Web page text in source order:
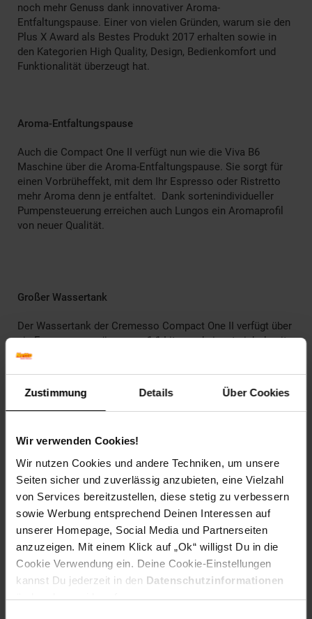
Zustimmung Details Über Cookies
Wir verwenden Cookies!
Wir nutzen Cookies und andere Techniken, um unsere
Seiten sicher und zuverlässig anzubieten, eine Vielzahl
von Services bereitzustellen, diese stetig zu verbessern
sowie Werbung entsprechend Deinen Interessen auf
unserer Homepage, Social Media und Partnerseiten
anzuzeigen. Mit einem Klick auf „Ok“ willigst Du in die
Cookie Verwendung ein. Deine Cookie-Einstellungen
kannst Du jederzeit in den Datenschutzinformationen
ändern bzw. widerrufen.
noch mehr Genuss dank innovativer Aroma-
Entfaltungspause. Einer von vielen Gründen, warum sie den
Plus X Award als Bestes Produkt 2017 erhalten sowie in
den Kategorien High Quality, Design, Bedienkomfort und
Funktionalität überzeugt hat.
Aroma-Entfaltungspause
Auch die Compact One II verfügt nun wie die Viva B6
Maschine über die Aroma-Entfaltungspause. Sie sorgt für
einen Vorbrüheffekt, mit dem Ihr Espresso oder Ristretto
mehr Aroma denn je entfaltet. Dank sortenindividueller
Pumpensteuerung erreichen auch Lungos ein Aromaprofil
von neuer Qualität.
Großer Wassertank
Der Wassertank der Cremesso Compact One II verfügt über
ein Fassungsvermögen von 1.1 Liter und eignet sich damit
nicht nur für Kaffee-Vieltrinker sondern auch fürs Büro.
Die Cremesso Compact One II arbeitet immer flüsterleise
und ist kaum zu hören. Für einen ruhigen Start in den Tag.
Technische Angaben
Vorbrühfunktion: Aroma-Entfaltungspause
Energiewert kWh/Jahr: 35,26
Pumpendruck: 19 bar
Aufwärmzeit: ca.15 Sekunden
Anzahl programmierbarer Tasten für Kaffee oder Tee: 3
Kapazität Kapselauffangbehälter: 17 Kapseln
Abnehmbarer Wassertank: 1,1 l
Tassenhöhe: 102 mm, 145 mm, 168 mm (ohne
Abstellfläche)